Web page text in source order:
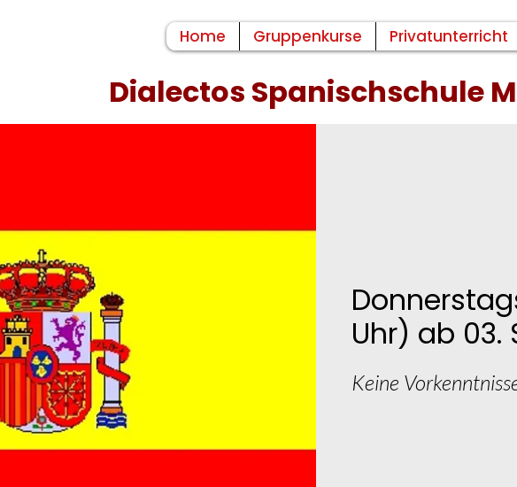
Home Gruppenkurse Privatunterricht
Dialectos Spanischschule
Uhr) ab 03.
Keine